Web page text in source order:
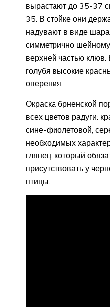
вырастают до 35-37
35. В стойке они
надувают в виде
симметрично шейному
верхней частью
голубя высокие
оперения.
Окраска брненской
всех цветов радуги:
сине-фиолетовой,
необходимых
глянец, который
присутствовать у
птицы.